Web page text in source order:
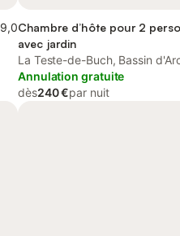
9,0Chambre d’hôte pour 2
avec jardin
La Teste-de-Buch, Bassin
Annulation gratuite
dès240 €par nuit